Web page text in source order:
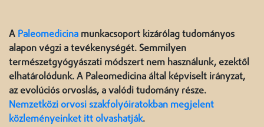
A Paleomedicina munkacsoport kizárólag tudományos
alapon végzi a tevékenységét. Semmilyen
természetgyógyászati módszert nem használunk, ezektől
elhatárolódunk. A Paleomedicina által képviselt irányzat,
az evolúciós orvoslás, a valódi tudomány része.
Nemzetközi orvosi szakfolyóiratokban megjelent
közleményeinket itt olvashatják.